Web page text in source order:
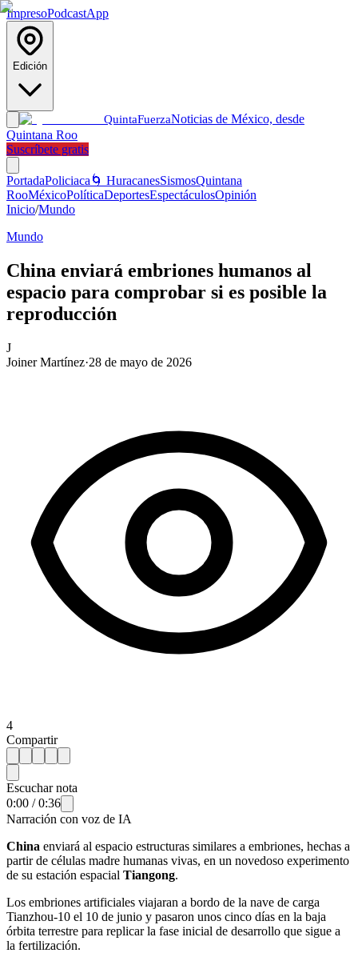
ImpresoPodcastApp
Edición
QuintaFuerzaNoticias de México, desde
Quintana Roo
Suscríbete gratis
PortadaPoliciaca 🌀 HuracanesSismosQuintana
RooMéxicoPolíticaDeportesEspectáculosOpinión
Inicio/Mundo
Mundo
China enviará embriones humanos al
espacio para comprobar si es posible la
reproducción
J
Joiner Martínez·28 de mayo de 2026
4
Compartir
Escuchar nota
0:00 /0:36
Narración con voz de IA
China enviará al espacio estructuras similares a embriones, hechas a
partir de células madre humanas vivas, en un novedoso experimento
de su estación espacial Tiangong.
Los embriones artificiales viajaran a bordo de la nave de carga
Tianzhou-10 el 10 de junio y pasaron unos cinco días en la baja
órbita terrestre para replicar la fase inicial de desarrollo que sigue a
la fertilización.